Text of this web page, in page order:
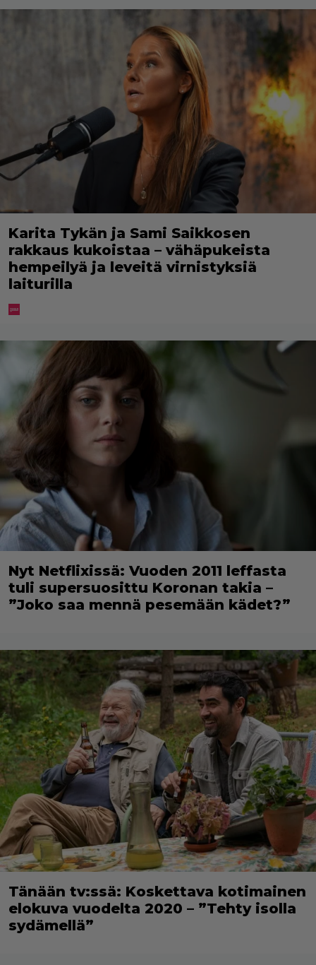
Karita Tykän ja Sami Saikkosen
rakkaus kukoistaa – vähäpukeista
hempeilyä ja leveitä virnistyksiä
laiturilla
Nyt Netflixissä: Vuoden 2011 leffasta
tuli supersuosittu Koronan takia –
”Joko saa mennä pesemään kädet?”
Tänään tv:ssä: Koskettava kotimainen
elokuva vuodelta 2020 – ”Tehty isolla
sydämellä”